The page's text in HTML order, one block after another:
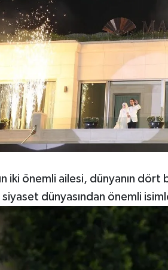
iki önemli ailesi, dünyanın
dünyasından önemli